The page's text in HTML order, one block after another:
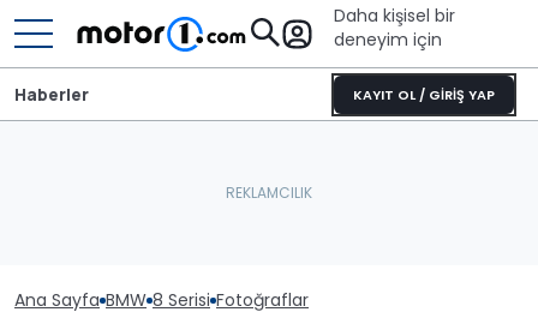
Daha kişisel bir
deneyim için
KAYIT OL / GİRİŞ YAP
Haberler
Ana Sayfa BMW 8 Serisi Fotoğraflar